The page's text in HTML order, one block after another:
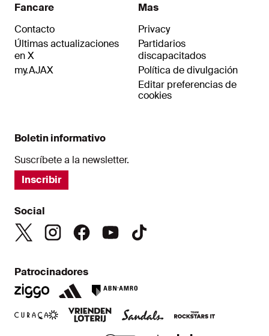
Fancare
Contacto
Últimas actualizaciones
en X
my.AJAX
Mas
Privacy
Partidarios
discapacitados
Política de divulgación
Editar preferencias de
cookies
Boletin informativo
Suscríbete a la newsletter.
Inscribir
Social
Patrocinadores